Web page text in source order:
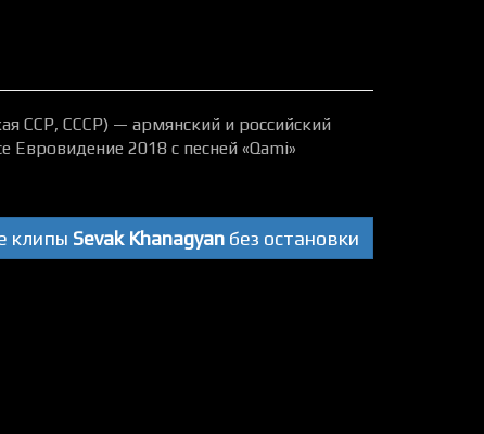
ССР, СССР) — армянский и российский
2018 с песней «Qami»
клипы Sevak Khanagyan без остановки